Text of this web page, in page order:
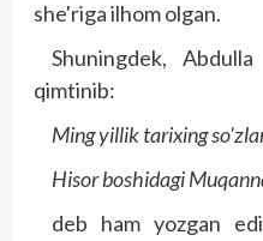
she'riga ilhom olgan.
Shuningdek,
qimtinib:
Ming yillik tarixing
Hisor boshidagi
deb ham yozgan